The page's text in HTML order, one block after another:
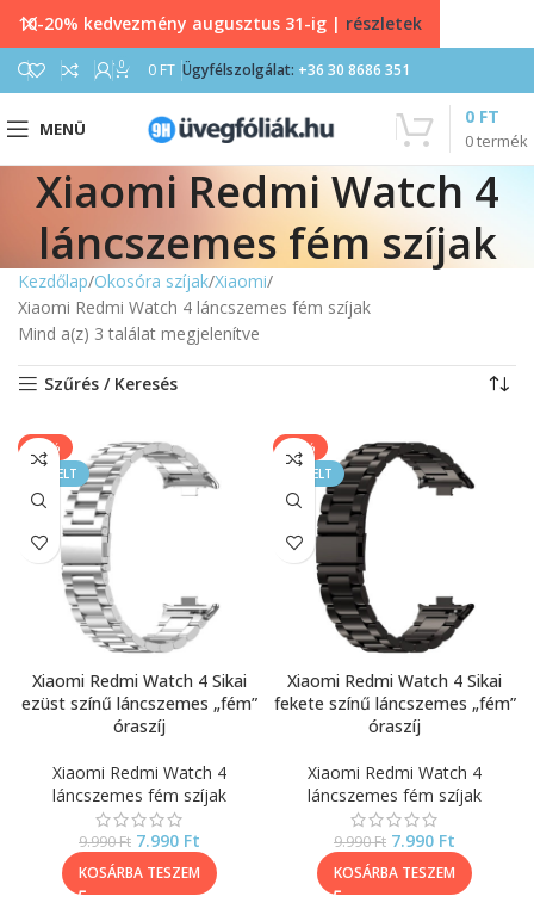
0 0 FT Ügyfélszolgálat: +36 30 8686 351
MENÜ
0termék
0 FT
Xiaomi Redmi Watch 4
láncszemes fém szíjak
Kezdőlap Okosóra szíjak Xiaomi
Xiaomi Redmi Watch 4 láncszemes fém szíjak
Mind a(z) 3 találat megjelenítve
Szűrés / Keresés
-20%
KIEMELT
Xiaomi Redmi Watch 4 Sikai
ezüst színű láncszemes „fém”
óraszíj
Xiaomi Redmi Watch 4
láncszemes fém szíjak
9.990Ft 7.990 Ft
KOSÁRBA TESZEM
-20%
KIEMELT
Xiaomi Redmi Watch 4 Sikai
fekete színű láncszemes „fém”
óraszíj
Xiaomi Redmi Watch 4
láncszemes fém szíjak
9.990Ft 7.990 Ft
KOSÁRBA TESZEM
10-20% kedvezmény augusztus 31-ig | részletek